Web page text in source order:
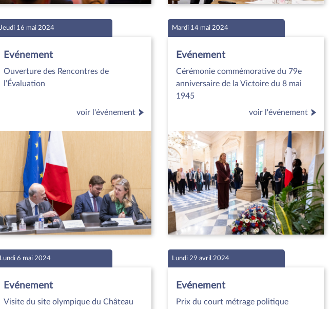
Jeudi 16 mai 2024
Evénement
Ouverture des Rencontres de
l’Évaluation
voir l'événement
Mardi 14 mai 2024
Evénement
Cérémonie commémorative du 79e
anniversaire de la Victoire du 8 mai
1945
voir l'événement
Lundi 6 mai 2024
Evénement
Visite du site olympique du Château
Lundi 29 avril 2024
Evénement
Prix du court métrage politique